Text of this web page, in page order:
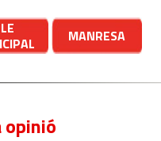
MANRESA
opinió